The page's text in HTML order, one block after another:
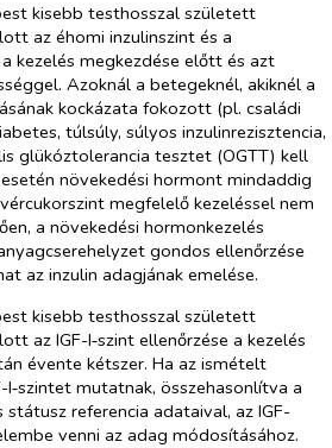
kisebb testhosszal született
az éhomi inzulinszint és a
kezelés megkezdése előtt és azt
Azoknál a betegeknél, akiknél a
kockázata fokozott (pl. családi
túlsúly, súlyos inzulinrezisztencia,
glükóztolerancia tesztet (OGTT) kell
növekedési hormont mindaddig
megfelelő kezeléssel nem
a növekedési hormonkezelés
helyzet gondos ellenőrzése
az inzulin adagjának emelése.
kisebb testhosszal született
az IGF-I‑szint ellenőrzése a kezelés
évente kétszer. Ha az ismételt
mutatnak, összehasonlítva a
referencia adataival, az IGF-
venni az adag módosításához.